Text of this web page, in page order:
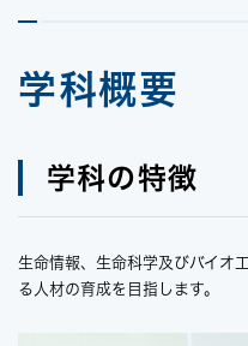
学科概要
学科の特徴
生命情報、生命科学及びバイオ
る人材の育成を目指します。